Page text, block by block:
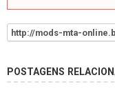
http://mods-mta-
POSTAGENS